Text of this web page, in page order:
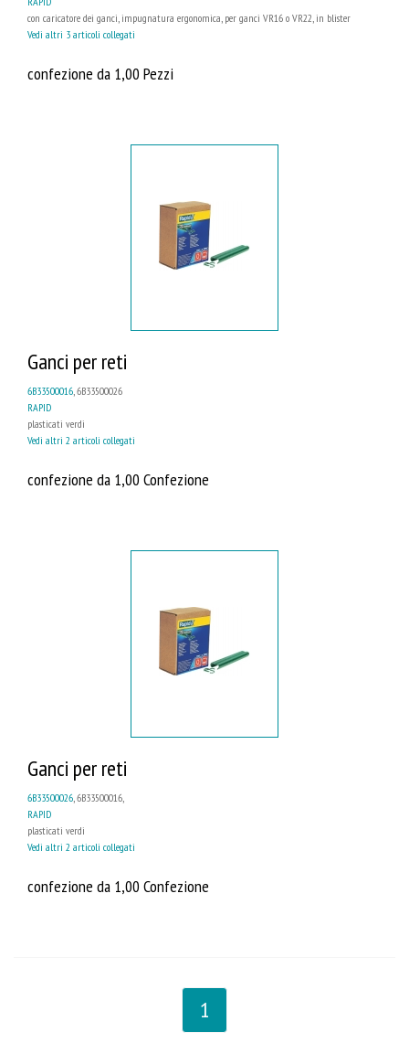
con caricatore dei ganci, impugnatura ergonomica, per ganci VR16 o VR22, in blister
Vedi altri 3 articoli collegati
confezione da 1,00 Pezzi
Ganci per reti
6B33500016, 6B33500026
RAPID
plasticati verdi
Vedi altri 2 articoli collegati
confezione da 1,00 Confezione
Ganci per reti
6B33500026 , 6B33500016,
RAPID
plasticati verdi
Vedi altri 2 articoli collegati
confezione da 1,00 Confezione
1